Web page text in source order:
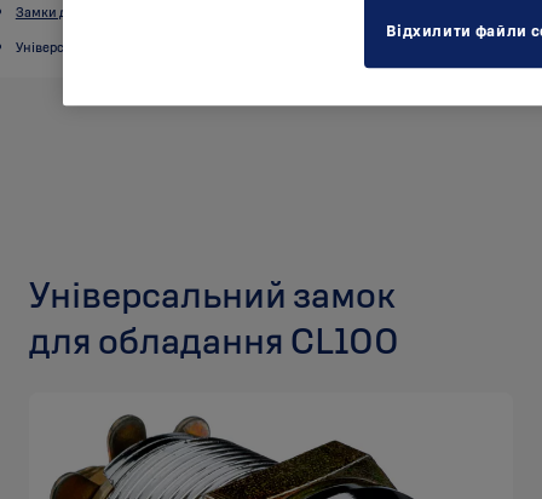
Замки для обладнання
Універсальні замки для обладнання
Універсальний замок
для обладання CL100
Відхилити файли